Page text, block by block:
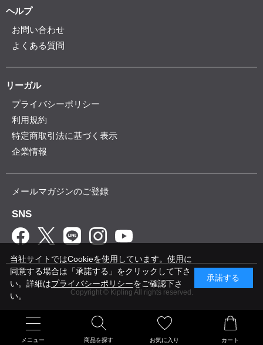
メニュー 商品を探す お気に入り カート
ヘルプ
お問い合わせ
よくある質問
リーガル
プライバシーポリシー
利用規約
特定商取引法に基づく表示
企業情報
メールマガジンのご登録
SNS
Copyright © Kipling All rights reserved.
当社サイトではCookieを使用しています。使用に
同意する場合は「承諾する」をクリックして下さ
い。詳細はプライバシーポリシーをご確認下さ
い。
承諾する